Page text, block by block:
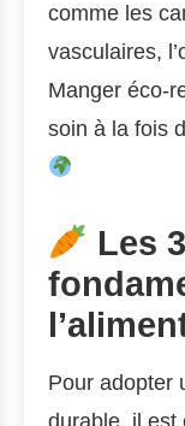
comme les
vasculaires,
Manger éco-
soin à la fois
Les
Pour adopter
durable, il est